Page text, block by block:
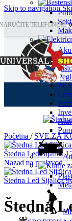
Skip to navigation
TELEFONOM
Aku
Za
Alat
Početna / SVE ZA
Štedna Led Sijalica
Nazad na proizvod
Štedna Led Sijalica
Štedna